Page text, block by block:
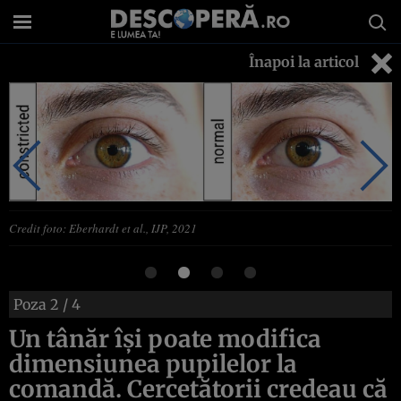
Înapoi la articol
Credit foto: Eberhardt et al., IJP, 2021
Poza 2 / 4
Un tânăr își poate modifica
dimensiunea pupilelor la
comandă. Cercetătorii credeau că